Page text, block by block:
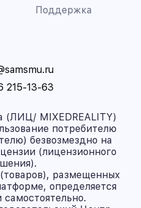
Поддержка
215-13-63
(ЛИЦ/ MIXEDREALITY)
потребителю
безвозмездно на
(лицензионного
размещенных
определяется
самостоятельно.